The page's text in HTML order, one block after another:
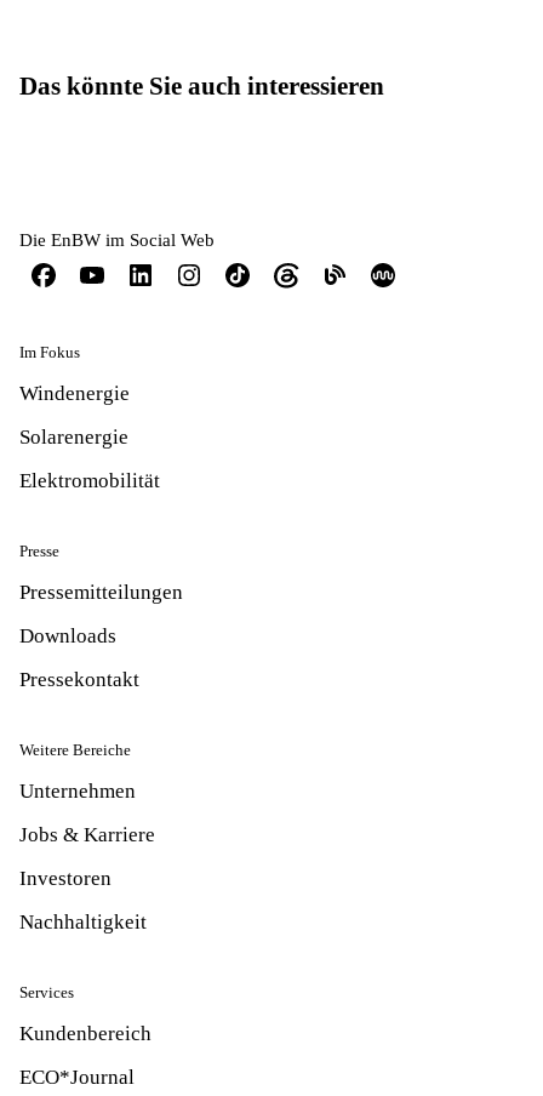
Das könnte Sie auch interessieren
Die EnBW im Social Web
Im Fokus
Windenergie
Solarenergie
Elektromobilität
Presse
Pressemitteilungen
Downloads
Pressekontakt
Weitere Bereiche
Unternehmen
Jobs & Karriere
Investoren
Nachhaltigkeit
Services
Kundenbereich
ECO*Journal